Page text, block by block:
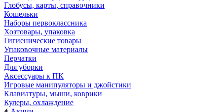
Глобусы, карты, справочники
Кошельки
Наборы первоклассника
Хозтовары, упаковка
Гигиенические товары
Упаковочные материалы
Перчатки
Для уборки
Аксессуары к ПК
Игровые манипуляторы и джойстики
Клавиатуры, мыши, коврики
Кулеры, охлаждение